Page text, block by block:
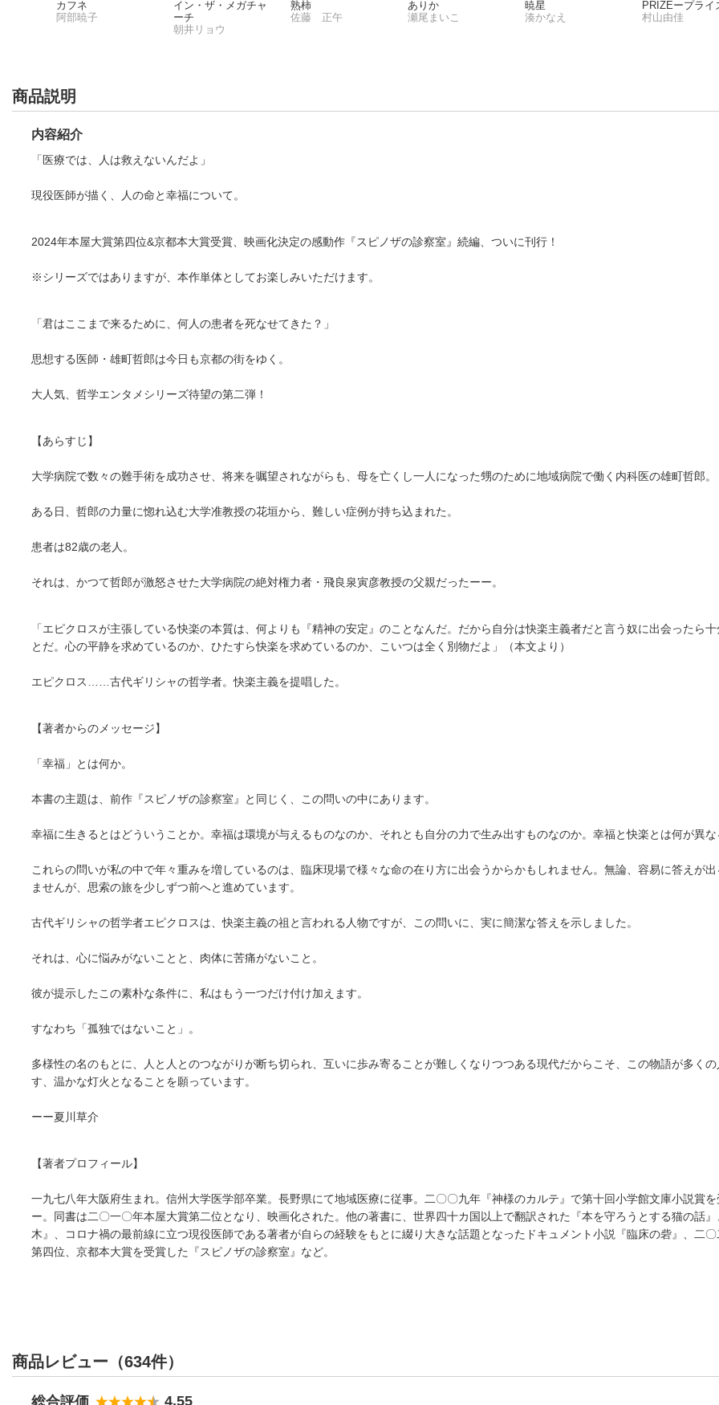
カフネ
阿部暁子
イン・ザ・メガチャ
ーチ
朝井リョウ
熟柿
佐藤 正午
ありか
瀬尾まいこ
暁星
湊かなえ
PRIZEープライ
村山由佳
商品説明
内容紹介
「医療では、人は救えないんだよ」
現役医師が描く、人の命と幸福について。
2024年本屋大賞第四位&京都本大賞受賞、映画化決定の感動作『スピノザの診察室』続編、ついに刊行！
※シリーズではありますが、本作単体としてお楽しみいただけます。
「君はここまで来るために、何人の患者を死なせてきた？」
思想する医師・雄町哲郎は今日も京都の街をゆく。
大人気、哲学エンタメシリーズ待望の第二弾！
【あらすじ】
大学病院で数々の難手術を成功させ、将来を嘱望されながらも、母を亡くし一人になった甥のために地域病院で働く内科医の雄町哲郎。
ある日、哲郎の力量に惚れ込む大学准教授の花垣から、難しい症例が持ち込まれた。
患者は82歳の老人。
それは、かつて哲郎が激怒させた大学病院の絶対権力者・飛良泉寅彦教授の父親だったーー。
「エピクロスが主張している快楽の本質は、何よりも『精神の安定』のことなんだ。だから自分は快楽主義者だと言う奴に出会ったら十
とだ。心の平静を求めているのか、ひたすら快楽を求めているのか、こいつは全く別物だよ」（本文より）
エピクロス……古代ギリシャの哲学者。快楽主義を提唱した。
【著者からのメッセージ】
「幸福」とは何か。
本書の主題は、前作『スピノザの診察室』と同じく、この問いの中にあります。
幸福に生きるとはどういうことか。幸福は環境が与えるものなのか、それとも自分の力で生み出すものなのか。幸福と快楽とは何が異な
これらの問いが私の中で年々重みを増しているのは、臨床現場で様々な命の在り方に出会うからかもしれません。無論、容易に答えが出
ませんが、思索の旅を少しずつ前へと進めています。
古代ギリシャの哲学者エピクロスは、快楽主義の祖と言われる人物ですが、この問いに、実に簡潔な答えを示しました。
それは、心に悩みがないことと、肉体に苦痛がないこと。
彼が提示したこの素朴な条件に、私はもう一つだけ付け加えます。
すなわち「孤独ではないこと」。
多様性の名のもとに、人と人とのつながりが断ち切られ、互いに歩み寄ることが難しくなりつつある現代だからこそ、この物語が多くの
す、温かな灯火となることを願っています。
ーー夏川草介
【著者プロフィール】
一九七八年大阪府生まれ。信州大学医学部卒業。⻑野県にて地域医療に従事。二〇〇九年『神様のカルテ』で第十回小学館文庫小説賞を
ー。同書は二〇一〇年本屋大賞第二位となり、映画化された。他の著書に、世界四十カ国以上で翻訳された『本を守ろうとする猫の話
木』、コロナ禍の最前線に立つ現役医師である著者が自らの経験をもとに綴り大きな話題となったドキュメント小説『臨床の砦』、二
第四位、京都本大賞を受賞した『スピノザの診察室』など。
商品レビュー（634件）
総合評価 4.55